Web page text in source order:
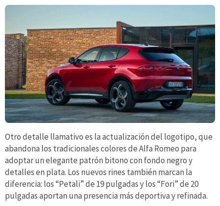
Otro detalle llamativo es la actualización del logotipo, que
abandona los tradicionales colores de Alfa Romeo para
adoptar un elegante patrón bitono con fondo negro y
detalles en plata. Los nuevos rines también marcan la
diferencia: los “Petali” de 19 pulgadas y los “Fori” de 20
pulgadas aportan una presencia más deportiva y refinada.